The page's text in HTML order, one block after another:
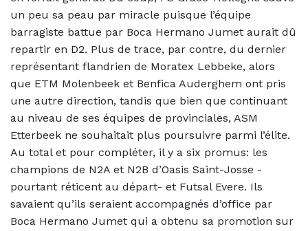
un peu sa peau par miracle puisque l’équipe
barragiste battue par Boca Hermano Jumet aurait dû
repartir en D2. Plus de trace, par contre, du dernier
représentant flandrien de Moratex Lebbeke, alors
que ETM Molenbeek et Benfica Auderghem ont pris
une autre direction, tandis que bien que continuant
au niveau de ses équipes de provinciales, ASM
Etterbeek ne souhaitait plus poursuivre parmi l’élite.
Au total et pour compléter, il y a six promus: les
champions de N2A et N2B d’Oasis Saint-Josse -
pourtant réticent au départ- et Futsal Evere. Ils
savaient qu’ils seraient accompagnés d’office par
Boca Hermano Jumet qui a obtenu sa promotion sur